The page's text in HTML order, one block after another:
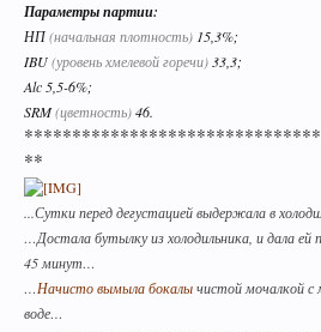
информацию, как
опыте, и в случае
переспрашивайте!
Уважаемы пивовары и
При создании темы,
добавлять Ключевые слова.
позволяет новичкам форума
нужную информацию по
Просьба к модераторам
и по возможности прописать
темах ключевые слова внизу
Параметры партии:
НП(начальная плотность) 15,3%;
IBU(уровень хмелевой горечи) 33,3;
Alc 5,5-6%;
SRM(цветность)46.
**
...Сутки перед дегустацией выдержала в
…Достала бутылку из холодильника, и дала ей
45 минут…
…Начисто вымыла бокалычистой мочалкой
воде…